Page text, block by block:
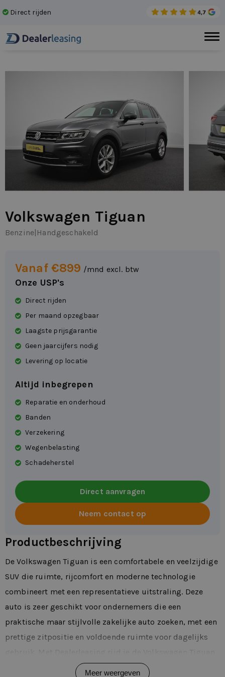
Direct rijden
Volkswagen Tiguan
Benzine Handgeschakeld
Vanaf €899 /mnd excl. btw
Onze USP's
Direct rijden
Per maand opzegbaar
Laagste prijsgarantie
Geen jaarcijfers nodig
Levering op locatie
Altijd inbegrepen
Reparatie en onderhoud
Banden
Verzekering
Wegenbelasting
Schadeherstel
Direct aanvragen
Neem contact op
Productbeschrijving
De Volkswagen Tiguan is een comfortabele en veelzijdige
SUV die ruimte, rijcomfort en moderne technologie
combineert met een representatieve uitstraling. Deze
auto is zeer geschikt voor ondernemers die een
praktische maar stijlvolle zakelijke auto zoeken, met een
prettige zitpositie en voldoende ruimte voor dagelijks
flexibel, zonder langdurige verplichtingen en met
Meer weergeven